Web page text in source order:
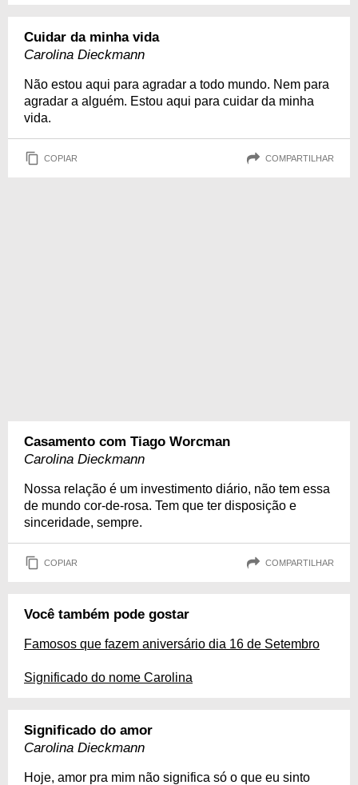
Cuidar da minha vida
Carolina Dieckmann
Não estou aqui para agradar a todo mundo. Nem para
agradar a alguém. Estou aqui para cuidar da minha
vida.
COPIAR COMPARTILHAR
Casamento com Tiago Worcman
Carolina Dieckmann
Nossa relação é um investimento diário, não tem essa
de mundo cor-de-rosa. Tem que ter disposição e
sinceridade, sempre.
COPIAR COMPARTILHAR
Você também pode gostar
Famosos que fazem aniversário dia 16 de Setembro
Significado do nome Carolina
Significado do amor
Carolina Dieckmann
Hoje, amor pra mim não significa só o que eu sinto